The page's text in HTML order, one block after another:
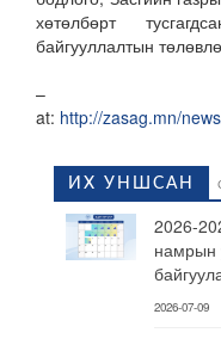
хөтөлбөрт
байгууллалтын
–
at: http://zasag.mn/
ИХ УНШСАН
2026-
намрын
2026-07-09